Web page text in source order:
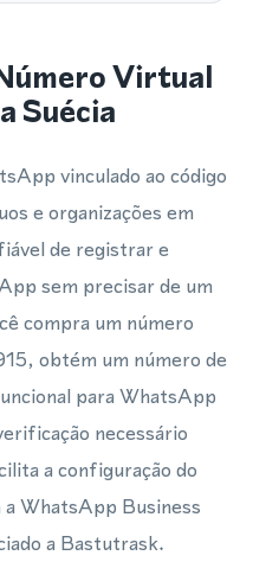
Virtual
Suécia
vinculado ao código
e organizações em
de registrar e
sem precisar de um
compra um número
obtém um número de
para WhatsApp
necessário
a configuração do
WhatsApp Business
a Bastutrask.